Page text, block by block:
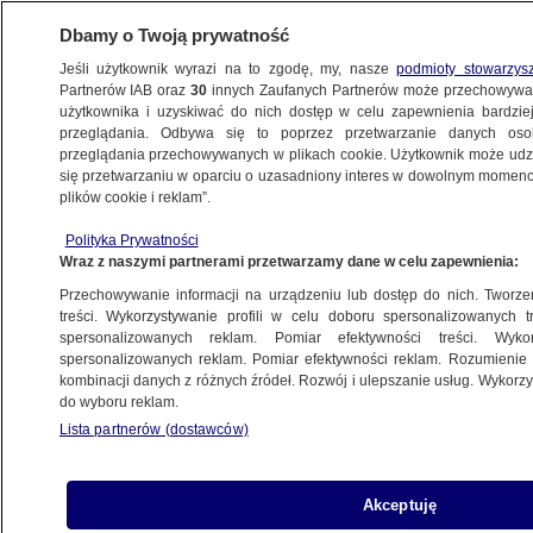
METEO
NAJNOWSZE
27.06.2021, 15:42
Udostępnij
Dbamy o Twoją prywatność
Jeśli użytkownik wyrazi na to zgodę, my, naszepodmioty
Partnerów IAB oraz30 innych Zaufanych Partnerów może
użytkownika i uzyskiwać do nich dostęp w celu zapewnienia
przeglądania. Odbywa się to poprzez przetwarzanie danych
przeglądania przechowywanych w plikach cookie. Użytkownik może
się przetwarzaniu w oparciu o uzasadniony interes w dowolnym
plików cookie i reklam”.
Polityka Prywatności
Wraz z naszymi partnerami przetwarzamy dane w celu zapewnienia:
Przechowywanie informacji na urządzeniu lub dostęp do nich.
treści. Wykorzystywanie profili w celu doboru spersonalizowanych
spersonalizowanych reklam. Pomiar efektywności treści.
spersonalizowanych reklam. Pomiar efektywności reklam.
kombinacji danych z różnych źródeł. Rozwój i ulepszanie usług.
do wyboru reklam.
Lista partnerów (dostawców)
Akceptuję